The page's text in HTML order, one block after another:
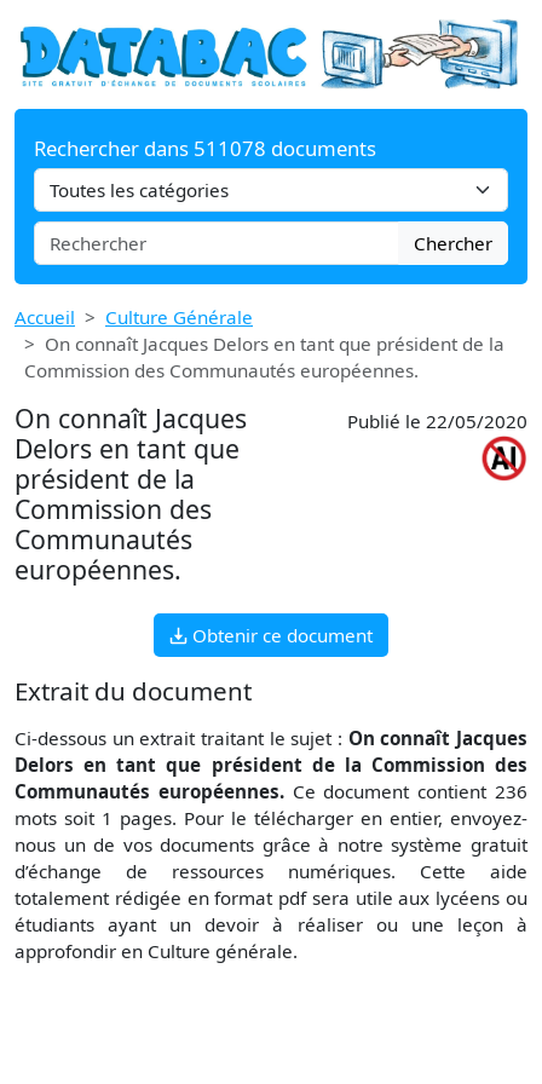
Rechercher dans 511078 documents
Chercher
Accueil
Culture Générale
On connaît Jacques Delors en tant que président de la
Commission des Communautés européennes.
On connaît Jacques
Delors en tant que
président de la
Commission des
Communautés
européennes.
Publié le 22/05/2020
Obtenir ce document
Extrait du document
Ci-dessous un extrait traitant le sujet : On connaît Jacques
Delors en tant que président de la Commission des
Communautés européennes.Ce document contient 236
mots soit 1 pages. Pour le télécharger en entier, envoyez-
nous un de vos documents grâce à notre système gratuit
d’échange de ressources numériques. Cette aide
totalement rédigée en format pdf sera utile aux lycéens ou
étudiants ayant un devoir à réaliser ou une leçon à
approfondir en Culture générale.